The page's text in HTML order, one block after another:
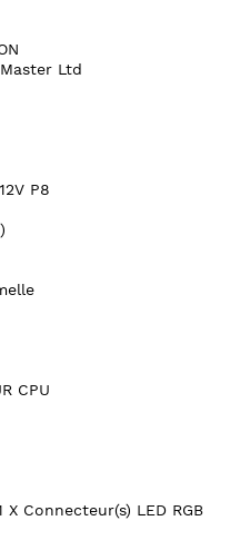
Ltd
P8
CPU
Connecteur(s) LED RGB